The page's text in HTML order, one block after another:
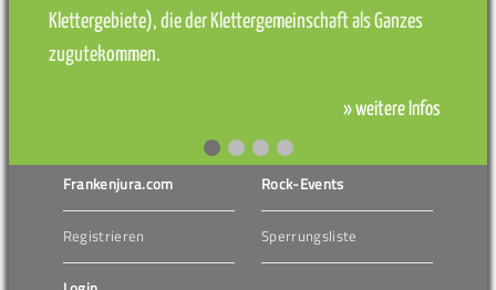
Klettergebiete), die der Klettergemeinschaft als Ganzes
zugutekommen.
» weitere Infos
Frankenjura.com
Registrieren
Rock-Events
Sperrungsliste